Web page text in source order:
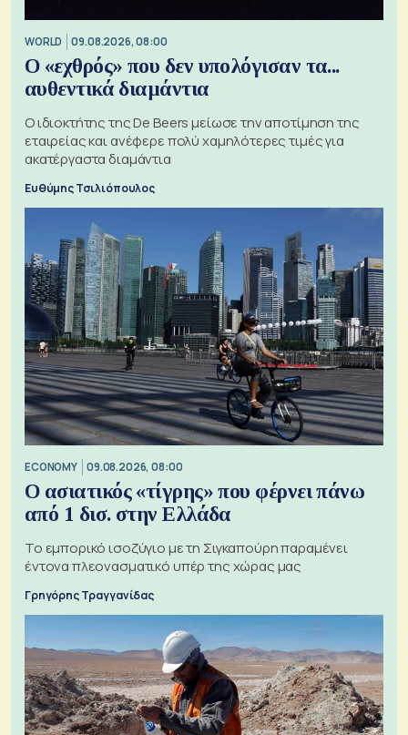
WORLD 09.08.2026, 08:00
Ο «εχθρός» που δεν υπολόγισαν τα...
αυθεντικά διαμάντια
Ο ιδιοκτήτης της De Beers μείωσε την αποτίμηση της
εταιρείας και ανέφερε πολύ χαμηλότερες τιμές για
ακατέργαστα διαμάντια
Ευθύμης Τσιλιόπουλος
ECONOMY 09.08.2026, 08:00
Ο ασιατικός «τίγρης» που φέρνει πάνω
από 1 δισ. στην Ελλάδα
Το εμπορικό ισοζύγιο με τη Σιγκαπούρη παραμένει
έντονα πλεονασματικό υπέρ της χώρας μας
Γρηγόρης Τραγγανίδας